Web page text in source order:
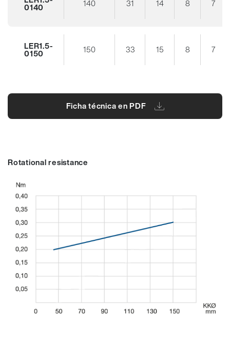
0140 140 31 14 8 7
LER1.5-
0150 150 33 15 8 7
Ficha técnica en PDF
Rotational resistance